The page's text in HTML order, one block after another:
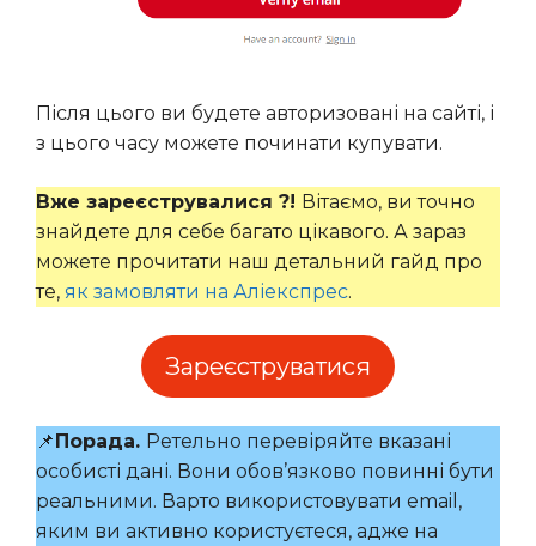
Після цього ви будете авторизовані на сайті, і
з цього часу можете починати купувати.
Вже зареєструвалися ?! Вітаємо, ви точно
знайдете для себе багато цікавого. А зараз
можете прочитати наш детальний гайд про
те, як замовляти на Аліекспрес.
Зареєструватися
📌Порада. Ретельно перевіряйте вказані
особисті дані. Вони обов’язково повинні бути
реальними. Варто використовувати email,
яким ви активно користуєтеся, адже на